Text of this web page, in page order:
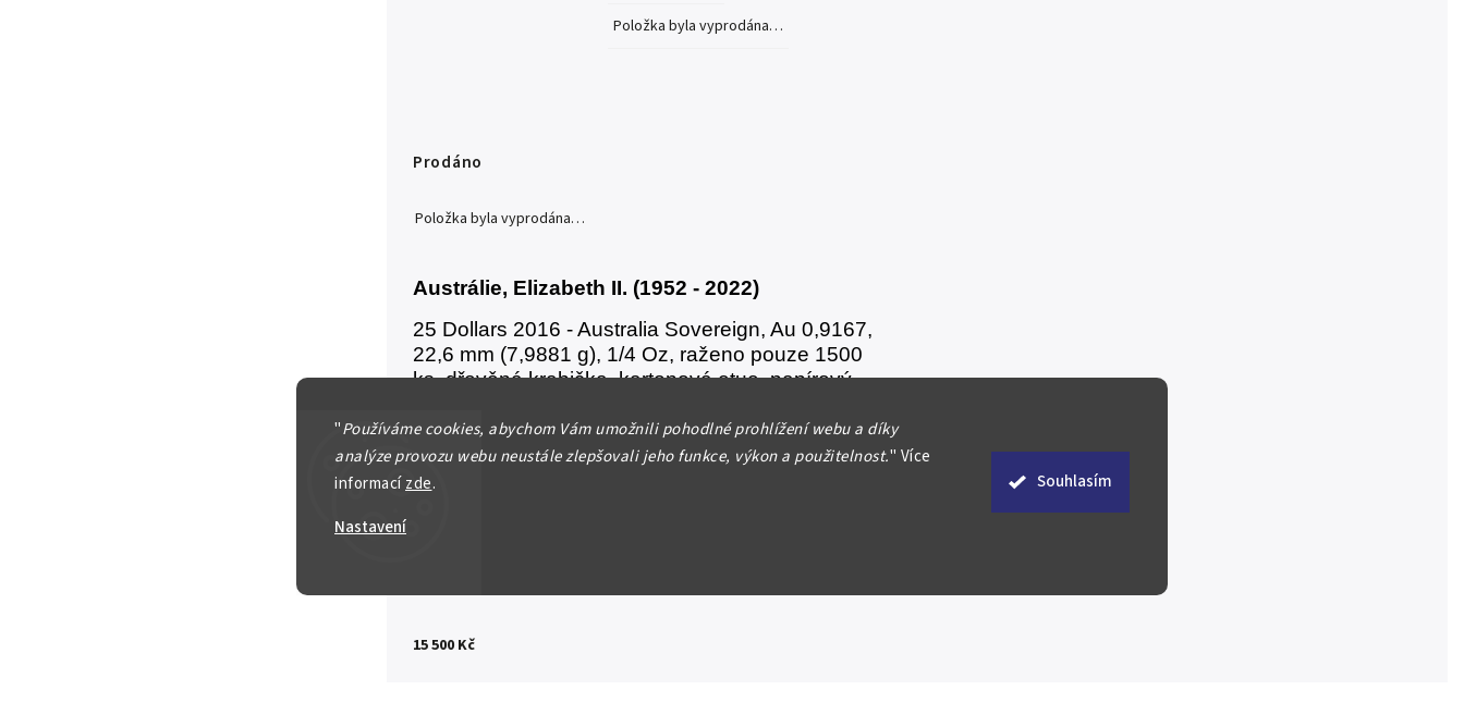
"Používáme cookies, abychom Vám umožnili pohodlné prohlížení webu a díky
analýze provozu webu neustále zlepšovali jeho funkce, výkon a použitelnost." Více
informacízde.
Nastavení
Souhlasím
Položka byla vyprodána…
15 500 Kč
Prodáno
Položka byla vyprodána…
Austrálie, Elizabeth II. (1952 - 2022)
25 Dollars 2016 - Australia Sovereign, Au 0,9167,
22,6 mm (7,9881 g), 1/4 Oz, raženo pouze 1500
ks, dřevěná krabička, kartonová etue, papírový
Detailní informace